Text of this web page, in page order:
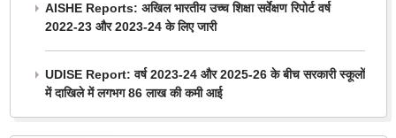
AISHE Reports: अखिल भारतीय उच्च शिक्षा सर्वेक्षण रिपोर्ट वर्ष
2022-23 और 2023-24 के लिए जारी
UDISE Report: वर्ष 2023-24 और 2025-26 के बीच सरकारी स्कूलों
में दाखिले में लगभग 86 लाख की कमी आई